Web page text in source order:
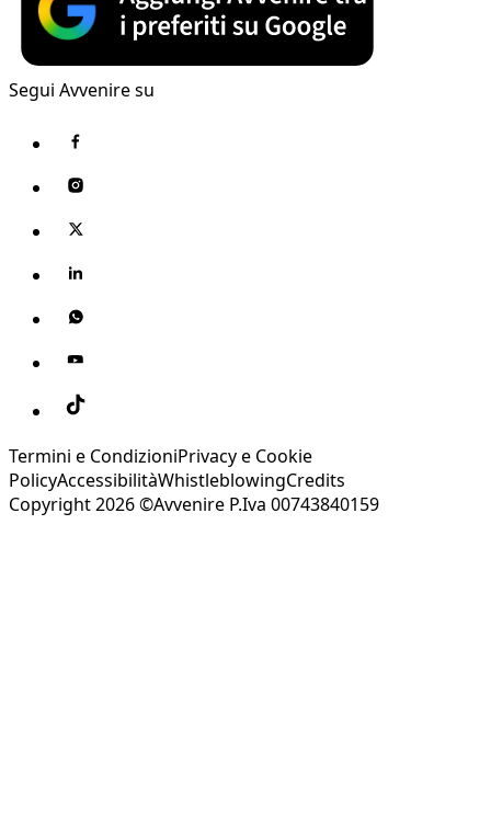
Segui Avvenire su
Termini e CondizioniPrivacy e Cookie
PolicyAccessibilitàWhistleblowingCredits
Copyright 2026 ©Avvenire P.Iva 00743840159